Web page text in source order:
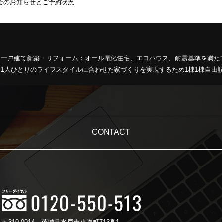
のお知らせとご予約状況
戸建て新築・リフォーム：オール電化住宅、エコハウス、耐震基準を満
人ひとりのライフスタイルに合わせた家づくりを実現するため1棟1棟自由
CONTACT